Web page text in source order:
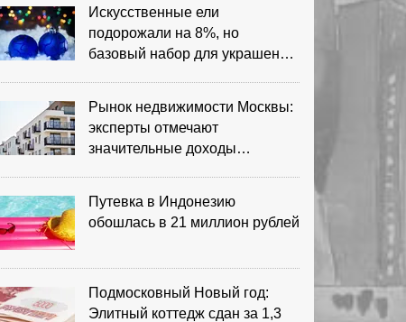
Искусственные ели
подорожали на 8%, но
базовый набор для украшения
Рынок недвижимости Москвы:
эксперты отмечают
значительные доходы
Путевка в Индонезию
обошлась в 21 миллион рублей
Подмосковный Новый год:
Элитный коттедж сдан за 1,3